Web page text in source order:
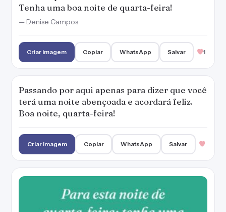
Tenha uma boa noite de quarta-feira!
— Denise Campos
Criar imagem Copiar WhatsApp Salvar 1
Passando por aqui apenas para dizer que você
terá uma noite abençoada e acordará feliz.
Boa noite, quarta-feira!
Criar imagem Copiar WhatsApp Salvar